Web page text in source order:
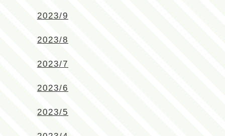
2023/9
2023/8
2023/7
2023/6
2023/5